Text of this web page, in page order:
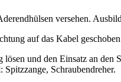
versehen.
auf das Kabel
und den Einsatz an
Schraubendreher.